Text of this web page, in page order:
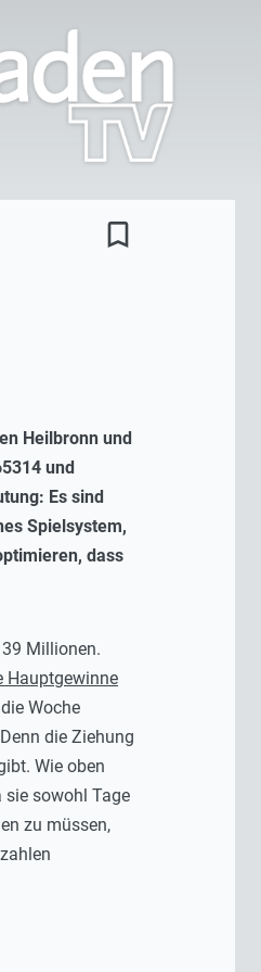
bookmark_border
Heilbronn und
und
Es sind
Spielsystem,
dass
Millionen.
Hauptgewinne
Woche
die Ziehung
Wie oben
sie sowohl Tage
zu müssen,